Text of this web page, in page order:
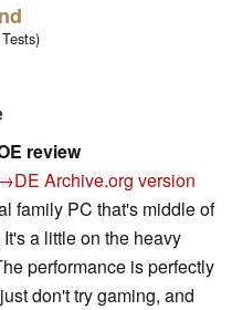
review
Archive.org version
family PC that's middle of
a little on the heavy
performance is perfectly
don't try gaming, and